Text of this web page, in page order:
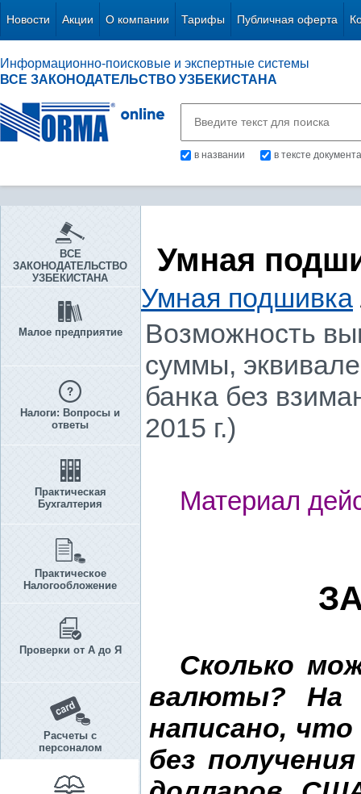
Новости Акции О компании Тарифы Публичная оферта
Информационно-поисковые и экспертные системы
ВСЕ ЗАКОНОДАТЕЛЬСТВО УЗБЕКИСТАНА
в названии в тексте документа
ВСЕ
ЗАКОНОДАТЕЛЬСТВО
УЗБЕКИСТАНА
Малое предприятие
Налоги: Вопросы и
ответы
Практическая
Бухгалтерия
Практическое
Налогообложение
Проверки от А до Я
Расчеты с
персоналом
Умная
Умная подшивка
Возможность
суммы,
банка без
2015 г.)
Материал
Сколько
валюты? На
написано,
без